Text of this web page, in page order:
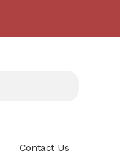
Contact Us